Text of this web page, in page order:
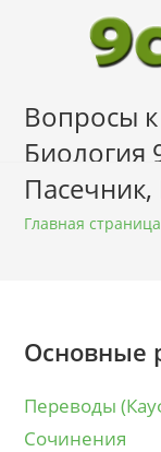
содержимому
Вопросы
Биология
Главная страница
Основные
Переводы
Сочинения